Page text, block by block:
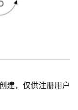
建，仅供注册用户